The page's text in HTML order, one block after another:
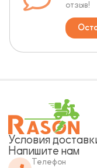
отзыв!
Условия
Напишите нам
Телефон